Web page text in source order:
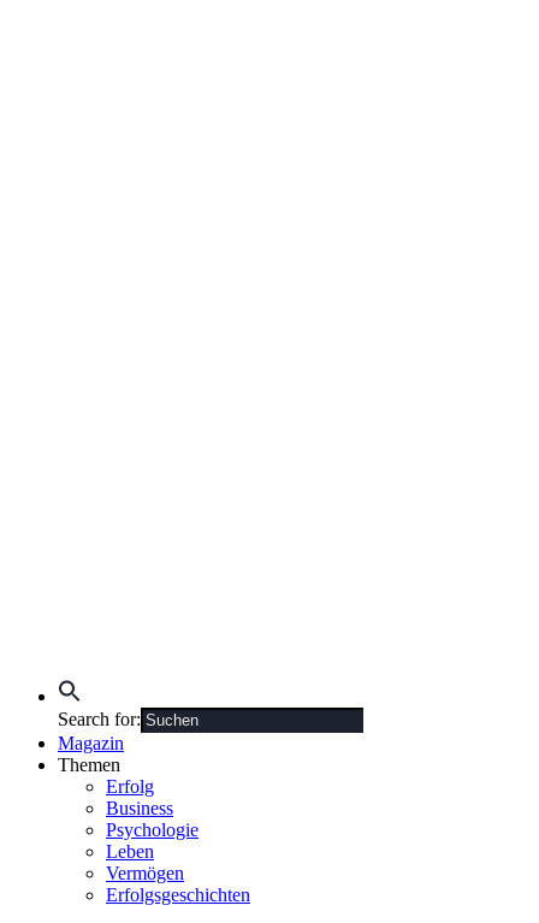
Search for:
Magazin
Themen
Erfolg
Business
Psychologie
Leben
Vermögen
Erfolgsgeschichten